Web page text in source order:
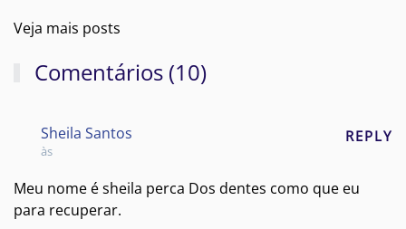
Veja mais posts
Comentários (10)
Sheila Santos
às
REPLY
Meu nome é sheila perca Dos dentes como que eu
para recuperar.